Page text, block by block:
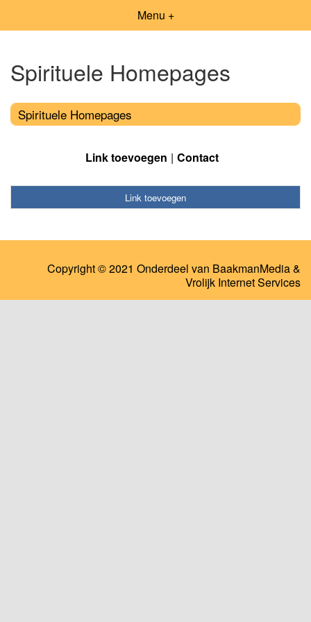
Menu +
Spirituele Homepages
Spirituele Homepages
Link toevoegen Contact
Link toevoegen
Copyright © 2021 Onderdeel van BaakmanMedia&
Vrolijk Internet Services